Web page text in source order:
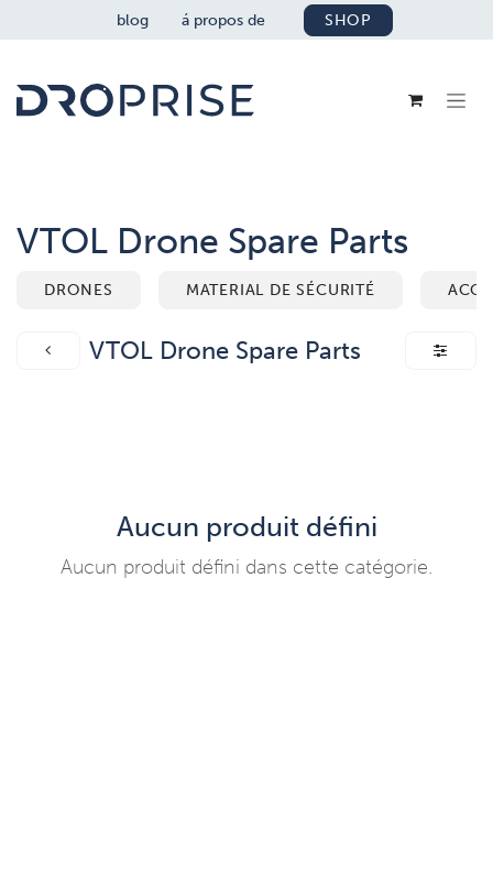
SE RENDRE AU CONTENU
blog á propos de SHOP
VTOL Drone Spare Parts
DRONES MATERIAL DE SÉCURITÉ
VTOL Drone Spare Parts
Aucun produit défini
Aucun produit défini dans cette catégorie.